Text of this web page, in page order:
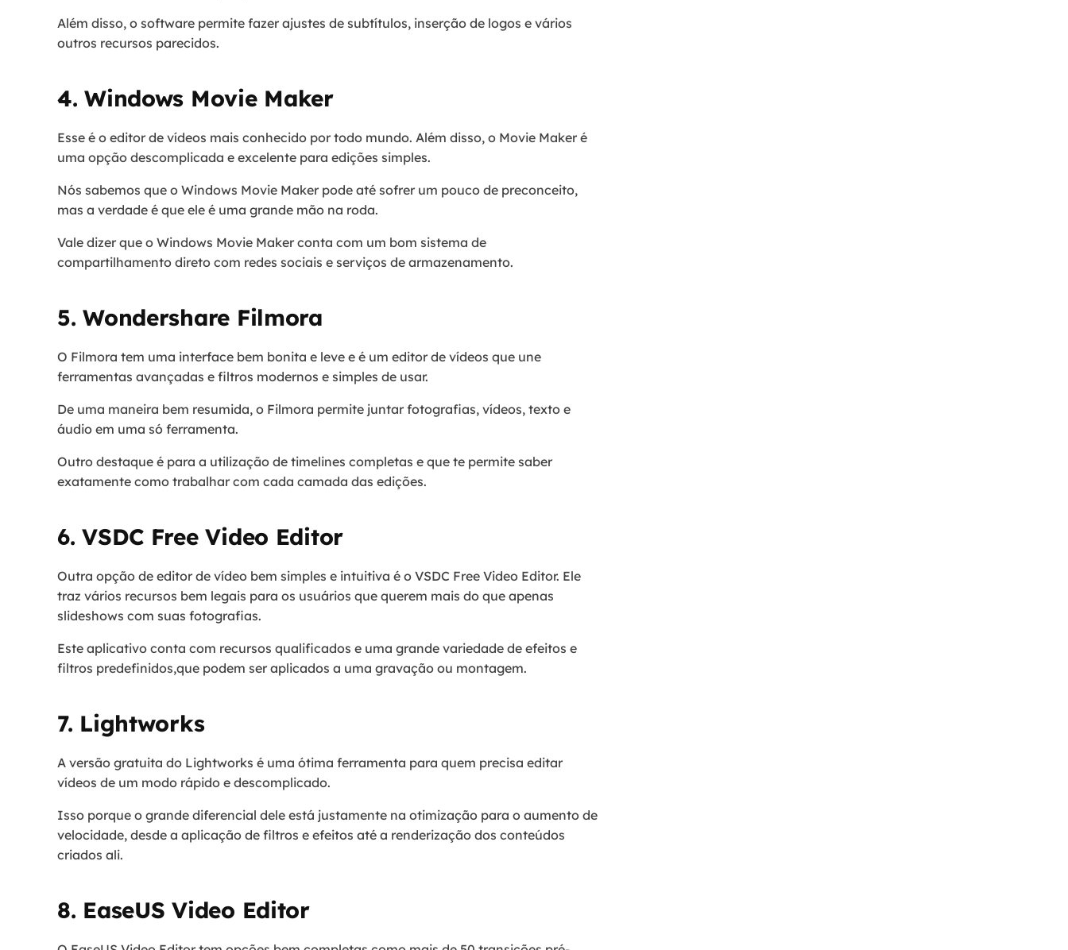
Além disso, o software permite fazer ajustes de subtítulos, inserção de logos e vários
outros recursos parecidos.
4. Windows Movie Maker
Esse é o editor de vídeos mais conhecido por todo mundo. Além disso, o Movie Maker é
uma opção descomplicada e excelente para edições simples.
Nós sabemos que o Windows Movie Maker pode até sofrer um pouco de preconceito,
mas a verdade é que ele é uma grande mão na roda.
Vale dizer que o Windows Movie Maker conta com um bom sistema de
compartilhamento direto com redes sociais e serviços de armazenamento.
5. Wondershare Filmora
O Filmora tem uma interface bem bonita e leve e é um editor de vídeos que une
ferramentas avançadas e filtros modernos e simples de usar.
De uma maneira bem resumida, o Filmora permite juntar fotografias, vídeos, texto e
áudio em uma só ferramenta.
Outro destaque é para a utilização de timelines completas e que te permite saber
exatamente como trabalhar com cada camada das edições.
6. VSDC Free Video Editor
Outra opção de editor de vídeo bem simples e intuitiva é o VSDC Free Video Editor. Ele
traz vários recursos bem legais para os usuários que querem mais do que apenas
slideshows com suas fotografias.
Este aplicativo conta com recursos qualificados e uma grande variedade de efeitos e
filtros predefinidos,que podem ser aplicados a uma gravação ou montagem.
7. Lightworks
A versão gratuita do Lightworks é uma ótima ferramenta para quem precisa editar
vídeos de um modo rápido e descomplicado.
Isso porque o grande diferencial dele está justamente na otimização para o aumento de
velocidade, desde a aplicação de filtros e efeitos até a renderização dos conteúdos
criados ali.
8. EaseUS Video Editor